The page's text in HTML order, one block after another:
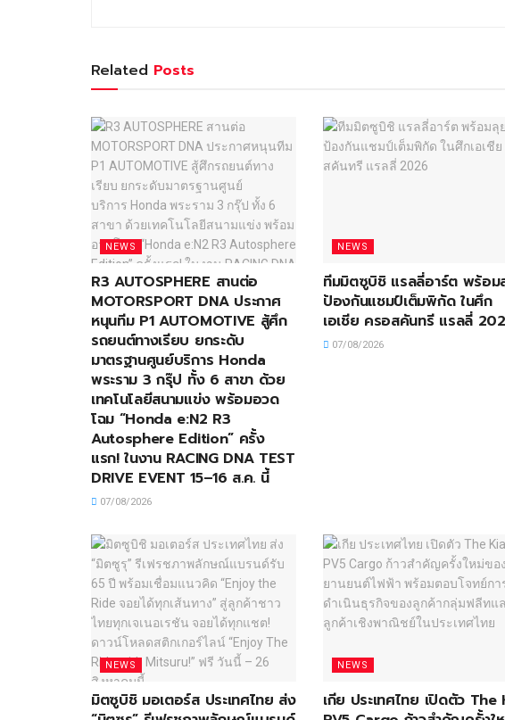
Related Posts
NEWS
R3 AUTOSPHERE สานต่อ
MOTORSPORT DNA ประกาศ
หนุนทีม P1 AUTOMOTIVE สู้ศึก
รถยนต์ทางเรียบ ยกระดับ
มาตรฐานศูนย์บริการ Honda
พระราม 3 กรุ๊ป ทั้ง 6 สาขา ด้วย
เทคโนโลยีสนามแข่ง พร้อมอวด
โฉม “Honda e:N2 R3
Autosphere Edition” ครั้ง
แรก! ในงาน RACING DNA TEST
DRIVE EVENT 15–16 ส.ค. นี้
07/08/2026
NEWS
ทีมมิตซูบิชิ แรลลี่อาร์ต พร้อม
ป้องกันแชมป์เต็มพิกัด ในศึก
เอเชีย ครอสคันทรี แรลลี่
07/08/2026
NEWS
มิตซูบิชิ มอเตอร์ส ประเทศไทย ส่ง
NEWS
เกีย ประเทศไทย เปิดตัว The